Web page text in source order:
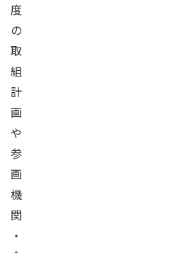
度
の
取
組
計
画
や
参
画
機
関
・